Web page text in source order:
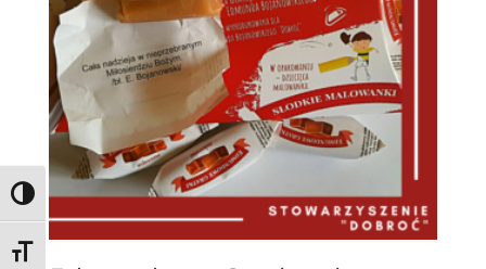
Toggle High Contrast
Toggle Font size